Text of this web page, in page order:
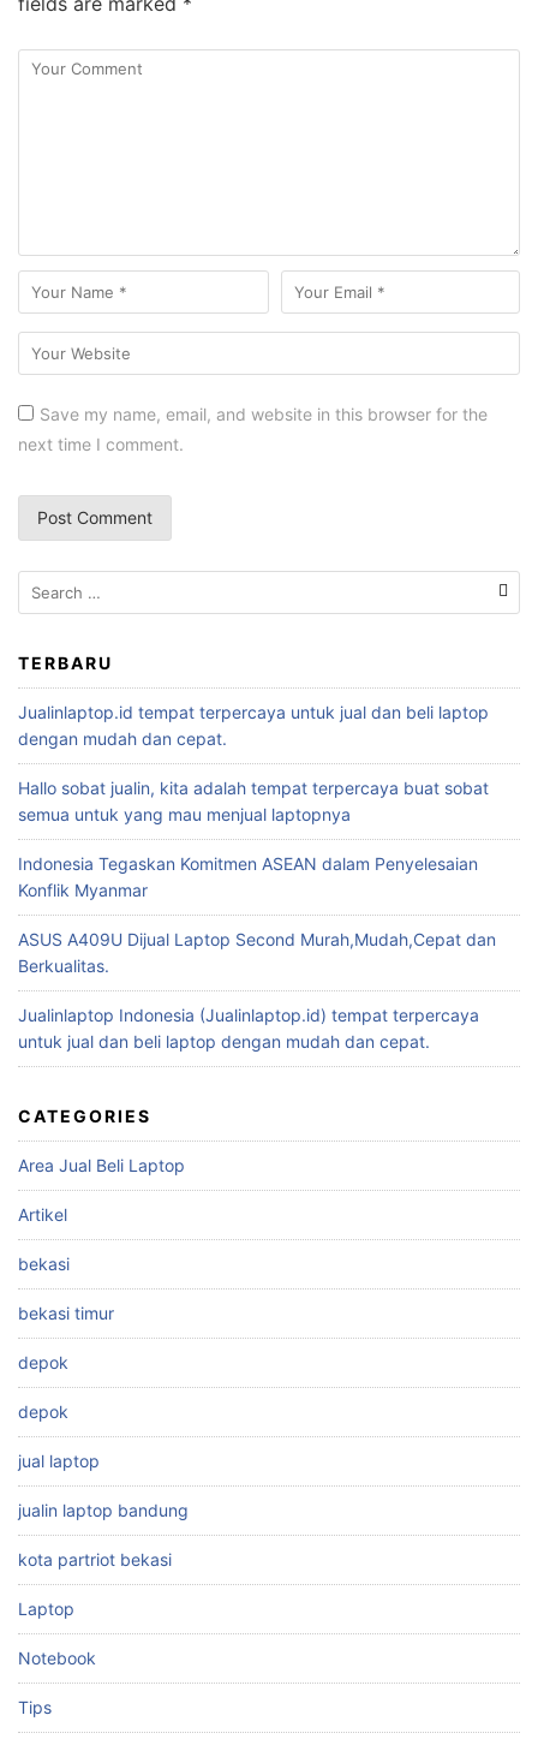
Save my name, email, and website in this browser for the
next time I comment.
TERBARU
Jualinlaptop.id tempat terpercaya untuk jual dan beli laptop
dengan mudah dan cepat.
Hallo sobat jualin, kita adalah tempat terpercaya buat sobat
semua untuk yang mau menjual laptopnya
Indonesia Tegaskan Komitmen ASEAN dalam Penyelesaian
Konflik Myanmar
ASUS A409U Dijual Laptop Second Murah,Mudah,Cepat dan
Berkualitas.
Jualinlaptop Indonesia (Jualinlaptop.id) tempat terpercaya
untuk jual dan beli laptop dengan mudah dan cepat.
CATEGORIES
Area Jual Beli Laptop
Artikel
bekasi
bekasi timur
depok
depok
jual laptop
jualin laptop bandung
kota partriot bekasi
Laptop
Notebook
Tips